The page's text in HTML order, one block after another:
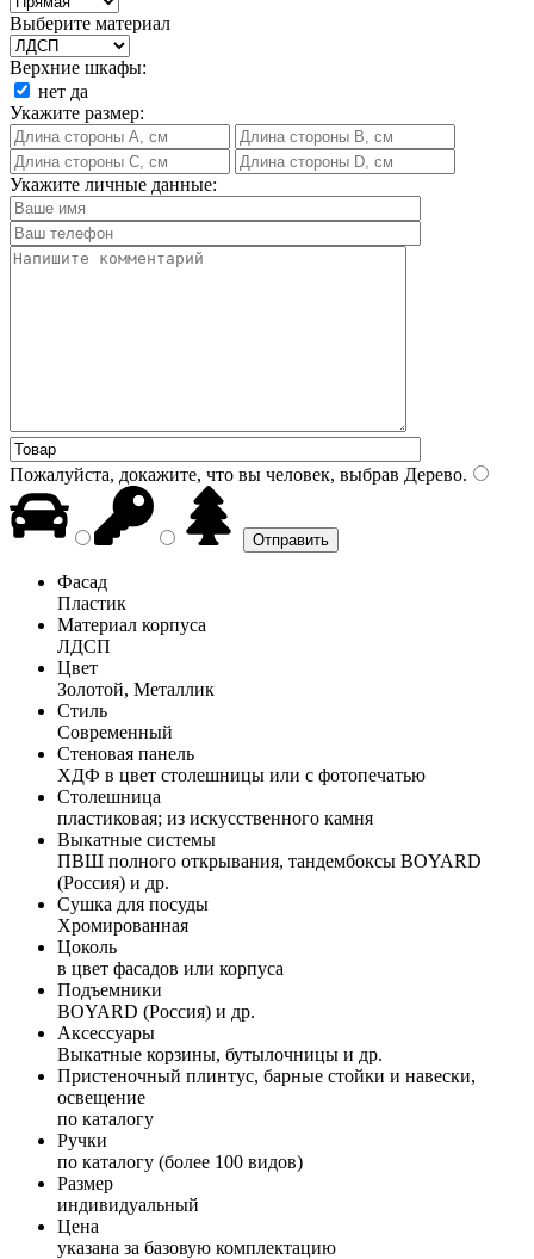
Выберите материал
Верхние шкафы:
нет да
Укажите размер:
Укажите личные данные:
Пожалуйста, докажите, что вы человек, выбрав Дерево.
Фасад
Пластик
Материал корпуса
ЛДСП
Цвет
Золотой, Металлик
Стиль
Современный
Стеновая панель
ХДФ в цвет столешницы или с фотопечатью
Столешница
пластиковая; из искусственного камня
Выкатные системы
ПВШ полного открывания, тандембоксы BOYARD
(Россия) и др.
Сушка для посуды
Хромированная
Цоколь
в цвет фасадов или корпуса
Подъемники
BOYARD (Россия) и др.
Аксессуары
Выкатные корзины, бутылочницы и др.
Пристеночный плинтус, барные стойки и навески,
освещение
по каталогу
Ручки
по каталогу (более 100 видов)
Размер
индивидуальный
Цена
указана за базовую комплектацию